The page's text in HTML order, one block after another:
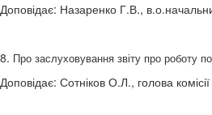
Доповідає: Назаренко Г.В.,
8. Про заслуховування звіту про роботу
Доповідає: Сотніков О.Л., голова комісії